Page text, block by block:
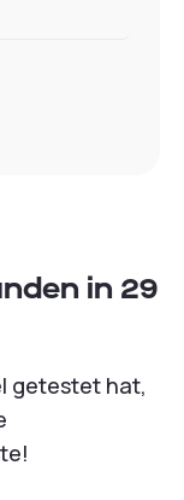
in 29
getestet hat,